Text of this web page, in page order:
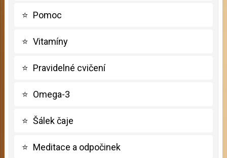
⭐ Pomoc
⭐ Vitamíny
⭐ Pravidelné cvičení
⭐ Omega-3
⭐ Šálek čaje
⭐ Meditace a odpočinek